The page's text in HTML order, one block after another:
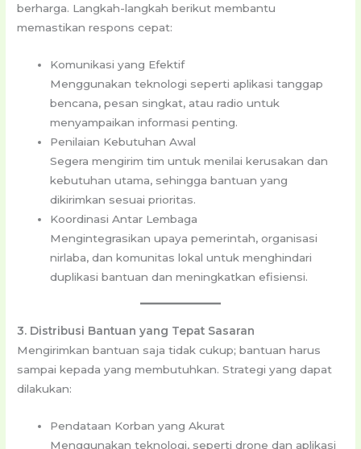
berharga. Langkah-langkah berikut membantu
memastikan respons cepat:
Komunikasi yang Efektif
Menggunakan teknologi seperti aplikasi tanggap
bencana, pesan singkat, atau radio untuk
menyampaikan informasi penting.
Penilaian Kebutuhan Awal
Segera mengirim tim untuk menilai kerusakan dan
kebutuhan utama, sehingga bantuan yang
dikirimkan sesuai prioritas.
Koordinasi Antar Lembaga
Mengintegrasikan upaya pemerintah, organisasi
nirlaba, dan komunitas lokal untuk menghindari
duplikasi bantuan dan meningkatkan efisiensi.
3. Distribusi Bantuan yang Tepat Sasaran
Mengirimkan bantuan saja tidak cukup; bantuan harus
sampai kepada yang membutuhkan. Strategi yang dapat
dilakukan:
Pendataan Korban yang Akurat
Menggunakan teknologi, seperti drone dan aplikasi